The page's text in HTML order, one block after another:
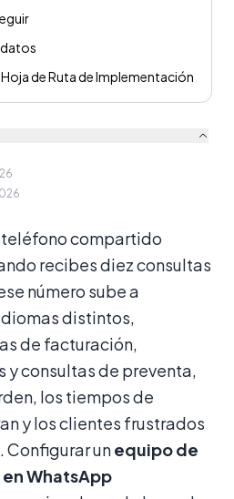
de Ruta de Implementación
teléfono compartido
recibes diez consultas
número sube a
distintos,
de facturación,
y consultas de preventa,
los tiempos de
y los clientes frustrados
Configurar unequipo de
WhatsApp